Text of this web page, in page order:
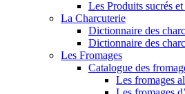
Les Produits sucrés
La Charcuterie
Dictionnaire des
Dictionnaire des
Les Fromages
Catalogue des
Les fromages